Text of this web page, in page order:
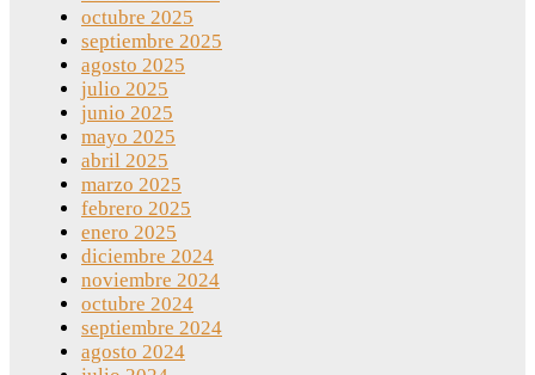
octubre 2025
septiembre 2025
agosto 2025
julio 2025
junio 2025
mayo 2025
abril 2025
marzo 2025
febrero 2025
enero 2025
diciembre 2024
noviembre 2024
octubre 2024
septiembre 2024
agosto 2024